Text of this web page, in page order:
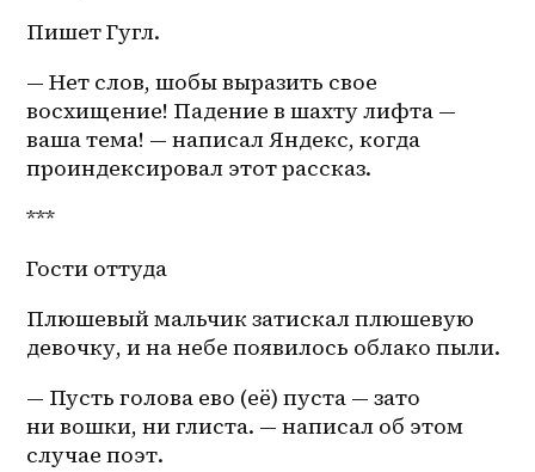
Пишет Гугл.
— Нет слов, шобы выразить свое
восхищение! Падение в шахту лифта —
ваша тема! — написал Яндекс, когда
проиндексировал этот рассказ.
***
Гости оттуда
Плюшевый мальчик затискал плюшевую
девочку, и на небе появилось облако пыли.
— Пусть голова ево (её) пуста — зато
ни вошки, ни глиста. — написал об этом
случае поэт.